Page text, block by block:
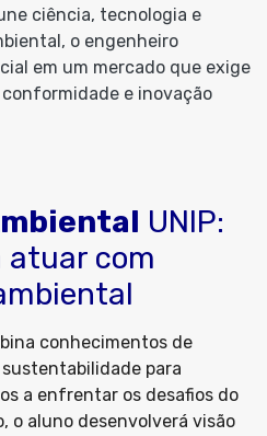
ciência, tecnologia e
o engenheiro
em um mercado que exige
e inovação
UNIP:
atuar com
conhecimentos de
para
a enfrentar os desafios do
o aluno desenvolverá visão